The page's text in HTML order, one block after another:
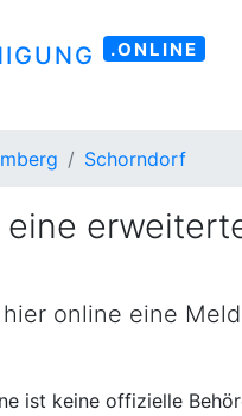
.ONLINE
Schorndorf
online eine
ist keine offizielle